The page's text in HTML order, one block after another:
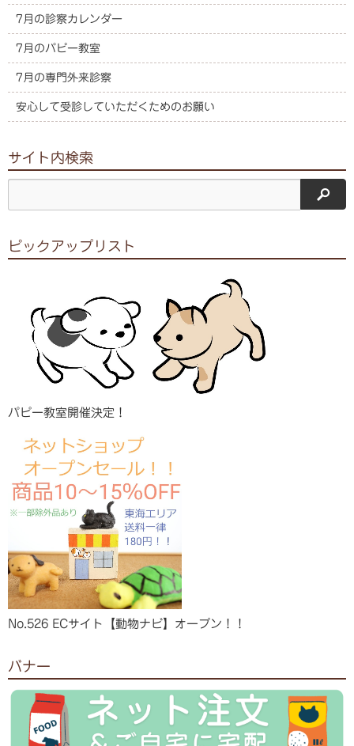
7月の診察カレンダー
7月のパピー教室
7月の専門外来診察
安心して受診していただくためのお願い
サイト内検索
サ
ピックアップリスト
パピー教室開催決定！
No.526 ECサイト【動物ナビ】オープン！！
バナー